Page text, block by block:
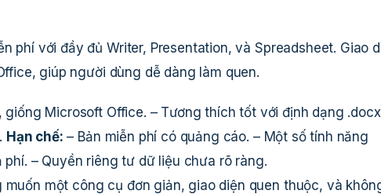
phí với đầy đủ Writer, Presentation, và Spreadsheet. Giao
giúp người dùng dễ dàng làm quen.
giống Microsoft Office. – Tương thích tốt với định dạng
Hạn chế: – Bản miễn phí có quảng cáo. – Một số tính năng
– Quyền riêng tư dữ liệu chưa rõ ràng.
một công cụ đơn giản, giao diện quen thuộc, và